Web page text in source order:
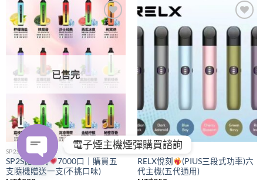
Add to
wishlist
已售完
SP2S
SP2S拋棄式
7000口｜購買五
支隨機贈送一支(不挑口味)
Add to
wishlist
RELX
RELX悅刻
(PIUS三段式功率)六
代主機(五代通用)
電子煙主機煙彈購買諮詢
OPEN